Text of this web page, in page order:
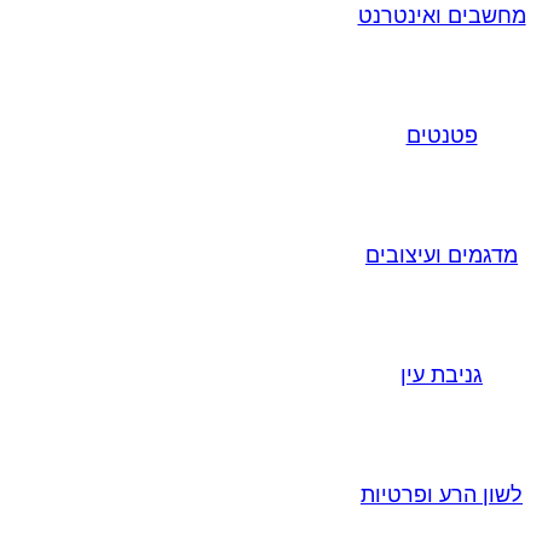
מחשבים ואינטרנט
פטנטים
מדגמים ועיצובים
גניבת עין
לשון הרע ופרטיות